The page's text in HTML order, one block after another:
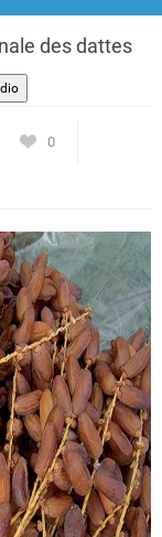
des dattes
0